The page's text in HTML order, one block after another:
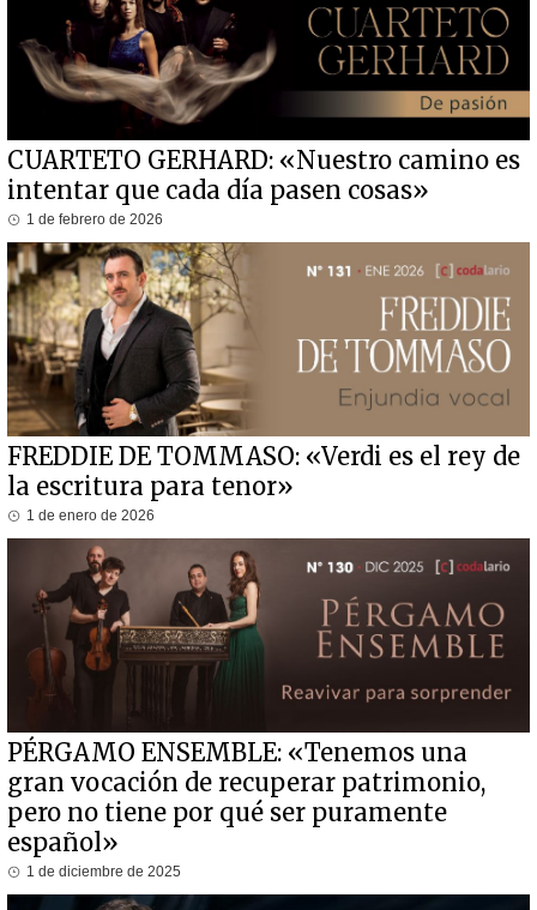
CUARTETO GERHARD: «Nuestro camino es
intentar que cada día pasen cosas»
1 de febrero de 2026
FREDDIE DE TOMMASO: «Verdi es el rey de
la escritura para tenor»
1 de enero de 2026
PÉRGAMO ENSEMBLE: «Tenemos una
gran vocación de recuperar patrimonio,
pero no tiene por qué ser puramente
español»
1 de diciembre de 2025